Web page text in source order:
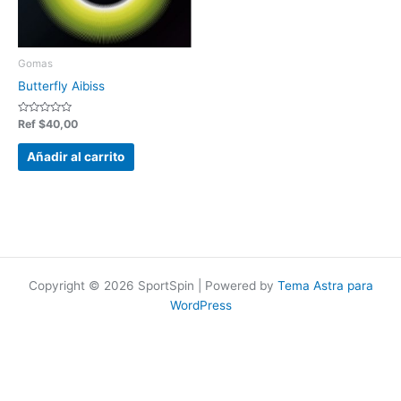
Gomas
Butterfly Aibiss
Valorado
0
Ref $40,00
Añadir al carrito
Copyright © 2026 SportSpin | Powered by Tema Astra para
WordPress